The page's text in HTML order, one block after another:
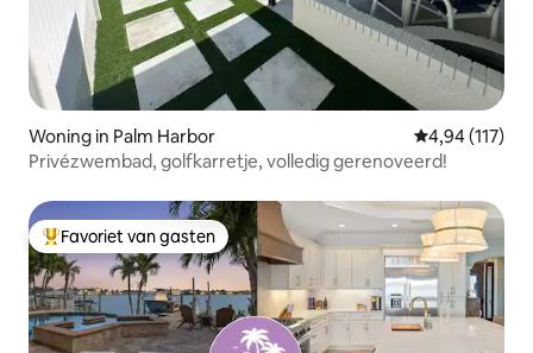
Woning in Palm Harbor Gemiddelde
4,94 (117)
Privézwembad, golfkarretje, volledig gerenoveerd!
Topfavoriet van gasten
Favoriet van gasten